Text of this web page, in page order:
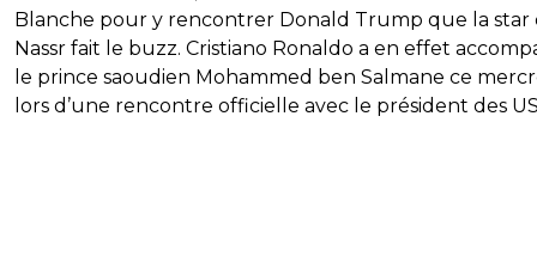
Blanche pour y rencontrer Donald Trump que la star
Nassr fait le buzz. Cristiano Ronaldo a en effet
le prince saoudien Mohammed ben Salmane ce
lors d’une rencontre officielle avec le président des